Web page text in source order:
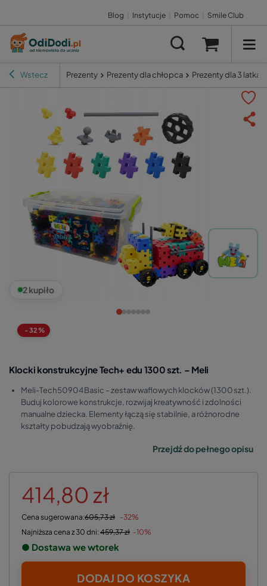
Blog Instytucje Pomoc Smile Club
Wstecz Prezenty Prezenty dla chłopca Prezenty dla 3 latka
2 kupiło
-32%
Klocki konstrukcyjne Tech+ edu 1300 szt. – Meli
Meli‑Tech 50904 Basic – zestaw waflowych klocków (1300 szt.).
Buduj kolorowe konstrukcje, rozwijaj kreatywność i zdolności
manualne dziecka. Elementy łączą się stabilnie, a różnorodne
kształty pobudzają wyobraźnię.
Przejdź do pełnego opisu
414,80 zł
Cena sugerowana:605,73 zł -32%
Najniższa cena z 30 dni:459,37 zł -10%
● Dostawa we wtorek
DODAJ DO KOSZYKA